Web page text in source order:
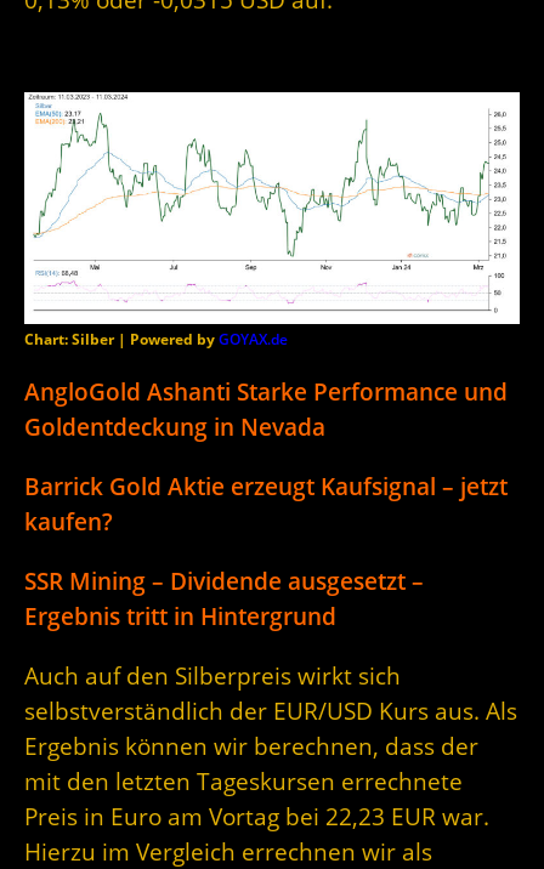
Chart: Silber | Powered byGOYAX.de
AngloGold Ashanti Starke Performance und
Goldentdeckung in Nevada
Barrick Gold Aktie erzeugt Kaufsignal – jetzt
kaufen?
SSR Mining – Dividende ausgesetzt –
Ergebnis tritt in Hintergrund
Auch auf den Silberpreis wirkt sich
selbstverständlich der EUR/USD Kurs aus. Als
Ergebnis können wir berechnen, dass der
mit den letzten Tageskursen errechnete
Preis in Euro am Vortag bei 22,23 EUR war.
Hierzu im Vergleich errechnen wir als